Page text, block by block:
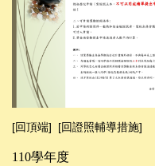
[回頂端] [回證照輔導措施]
110學年度